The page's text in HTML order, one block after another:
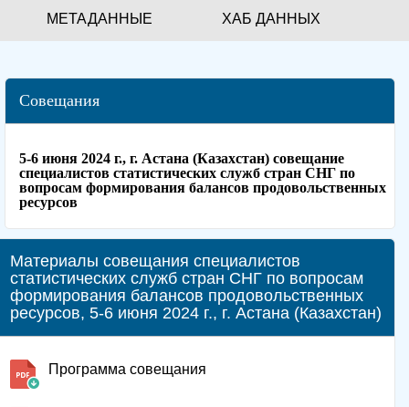
МЕТАДАННЫЕ ХАБ ДАННЫХ
Совещания
5-6 июня 2024 г., г. Астана (Казахстан) совещание
специалистов статистических служб стран СНГ по
вопросам формирования балансов продовольственных
ресурсов
Материалы совещания специалистов
статистических служб стран СНГ по вопросам
формирования балансов продовольственных
ресурсов, 5-6 июня 2024 г., г. Астана (Казахстан)
Программа совещания